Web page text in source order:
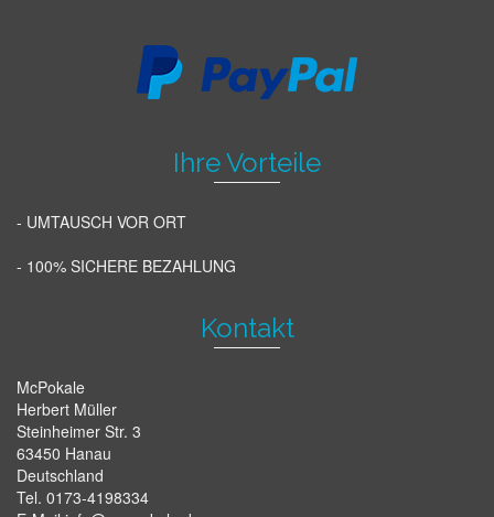
Ihre Vorteile
- UMTAUSCH VOR ORT
- 100% SICHERE BEZAHLUNG
Kontakt
McPokale
Herbert Müller
Steinheimer Str. 3
63450 Hanau
Deutschland
Tel. 0173-4198334